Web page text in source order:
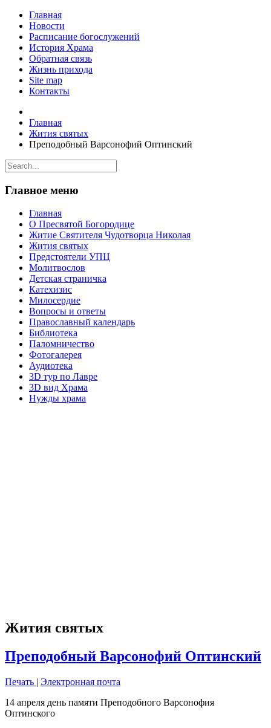
Главная
Новости
Расписание богослужений
История Храма
Обратная связь
Жизнь прихода
Site map
Контакты
Главная
Жития святых
Преподобный Варсонофий Оптинский
Главное меню
Главная
О Пресвятой Богородице
Житие Святителя Чудотворца Николая
Жития святых
Предстоятели УПЦ
Молитвослов
Детская страничка
Катехизис
Милосердие
Вопросы и ответы
Православный календарь
Библиотека
Паломничество
Фотогалерея
Аудиотека
3D тур по Лавре
3D вид Храма
Нужды храма
Жития святых
Преподобный Варсонофий Оптинский
Печать | Электронная почта
14 апреля день памяти Преподобного Варсонофия
Оптинского